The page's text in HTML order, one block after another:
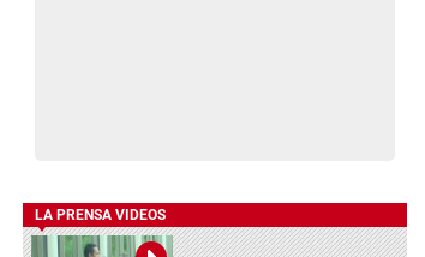
LA PRENSA VIDEOS